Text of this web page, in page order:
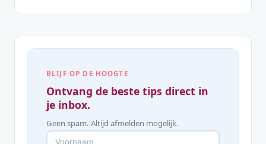
BLIJF OP DE HOOGTE
Ontvang de beste tips direct in
je inbox.
Geen spam. Altijd afmelden mogelijk.